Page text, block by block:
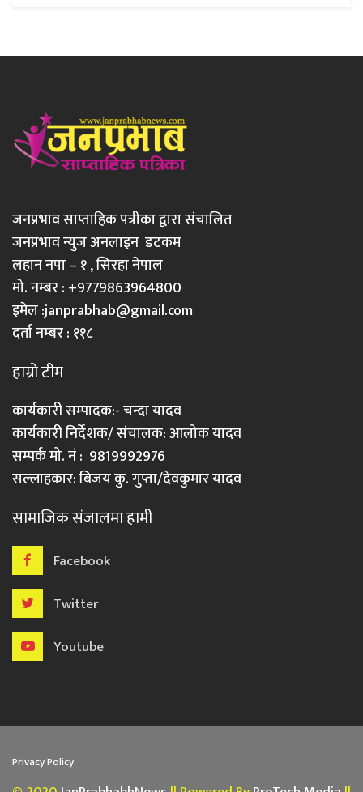
जनप्रभाव साप्ताहिक पत्रीका द्वारा संचालित
जनप्रभाव न्युज अनलाइन डटकम
लहान नपा – १ , सिरहा नेपाल
मो. नम्बर : +9779863964800
इमेल :janprabhab@gmail.com
दर्ता नम्बर : ११८
हाम्रो टीम
कार्यकारी सम्पादक:- चन्दा यादव
कार्यकारी निर्देशक/ संचालक: आलोक यादव
सम्पर्क मो. नं : 9819992976
सल्लाहकार: बिजय कु. गुप्ता/देवकुमार यादव
सामाजिक संजालमा हामी
Facebook
Twitter
Youtube
Privacy Policy